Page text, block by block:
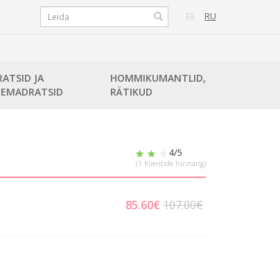
EE RU
JA
HOMMIKUMANTLID,
RÄTIKUD
4/5
(1 Klientide hinnang)
85.60€ 107.00€